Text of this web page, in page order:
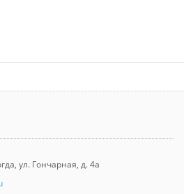
ул. Гончарная, д. 4а